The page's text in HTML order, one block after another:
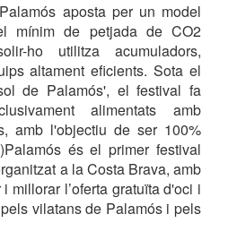
aposta per un model
mínim de petjada de CO2
ho utilitza acumuladors,
altament eficients. Sota el
de Palamós', el festival fa
alimentats amb
amb l'objectiu de ser 100%
és el primer festival
a la Costa Brava, amb
millorar l’oferta gratuïta d'oci i
vilatans de Palamós i pels